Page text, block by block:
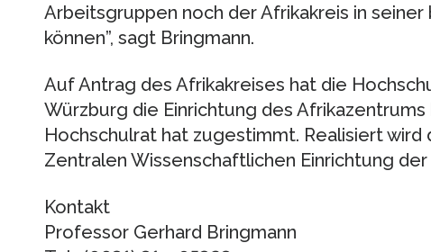
Arbeitsgruppen noch der Afrikakreis in
können”, sagt Bringmann.
Auf Antrag des Afrikakreises hat die
Würzburg die Einrichtung des
Hochschulrat hat zugestimmt. Realisiert wird
Zentralen Wissenschaftlichen Einrichtung
Kontakt
Professor Gerhard Bringmann